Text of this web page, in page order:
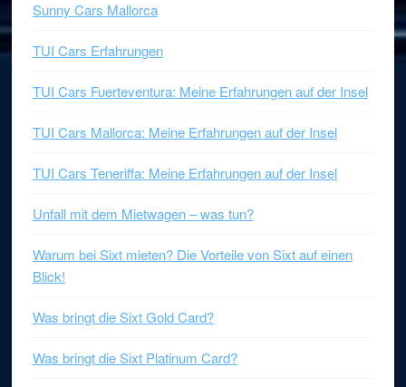
Sunny Cars Mallorca
TUI Cars Erfahrungen
TUI Cars Fuerteventura: Meine Erfahrungen auf der Insel
TUI Cars Mallorca: Meine Erfahrungen auf der Insel
TUI Cars Teneriffa: Meine Erfahrungen auf der Insel
Unfall mit dem Mietwagen – was tun?
Warum bei Sixt mieten? Die Vorteile von Sixt auf einen
Blick!
Was bringt die Sixt Gold Card?
Was bringt die Sixt Platinum Card?